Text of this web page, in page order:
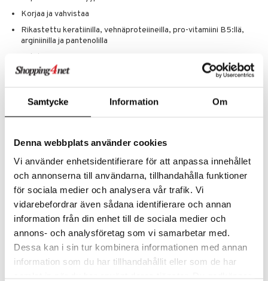
Samtycke Information Om
Denna webbplats använder cookies
Vi använder enhetsidentifierare för att anpassa innehållet
och annonserna till användarna, tillhandahålla funktioner
för sociala medier och analysera vår trafik. Vi
vidarebefordrar även sådana identifierare och annan
information från din enhet till de sociala medier och
annons- och analysföretag som vi samarbetar med.
Dessa kan i sin tur kombinera informationen med annan
information som du har tillhandahållit eller som de har
Korjaa ja vahvistaa
Rikastettu keratiinilla, vehnäproteiineilla, pro-vitamiini B5:llä,
arginiinilla ja pantenolilla
Ei tahroja, ei vaivaa
Rentouttava tuoksu
Käyttö
Levitä pieni määrä kämmenelle, hiero käsiä yhteen ja levitä tasaisesti
nukkumaanmenoa. Ei tarvitse huuhdella. Muotoile kuten tavallisesti.
Parhaan tuloksen saavuttamiseksi käytä 1-2 kertaa viikossa.
Aqua, Sodium Methyl Cocoyl Taurate, Decyl Glucoside,
Cocamidopropyl Betaine, Sodium Chloride, Glycerin, Hydrolyzed
Hyaluronic Acid, Panthenol, Sodium Hydrolyzed Potato Starch
Dodecenylsuccinate, Coco-Glucoside, Amodimethicone, Guar
Hydroxypropyltrimonium Chloride, Hydrogenated Castor Oil, Coconut
Acid, Disodium Tetrapropenyl Succinate, Glycol Distearate, Peg-150
Distearate, Hexylene Glycol, Citric Acid, Sodium Hydroxide, Sodium
Benzoate, Benzoic Acid, Parfum